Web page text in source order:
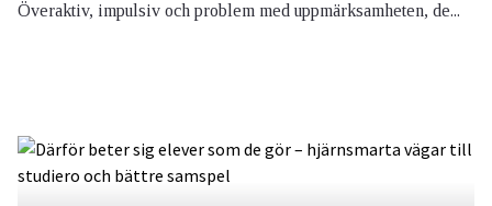
Överaktiv, impulsiv och problem med uppmärksamheten, de...